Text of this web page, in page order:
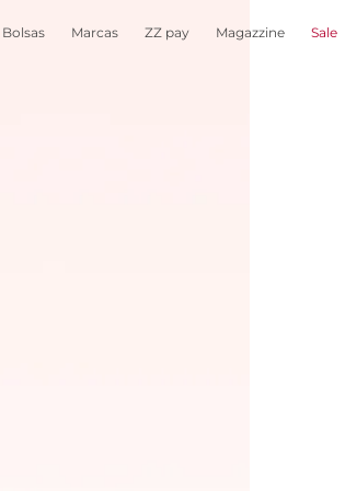
Bolsas Marcas ZZ pay Magazzine Sale